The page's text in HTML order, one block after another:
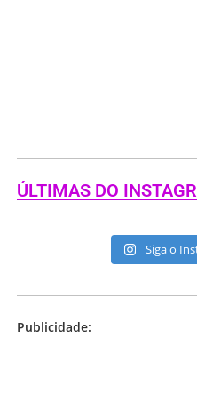
ÚLTIMAS DO
Siga o
Publicidade: